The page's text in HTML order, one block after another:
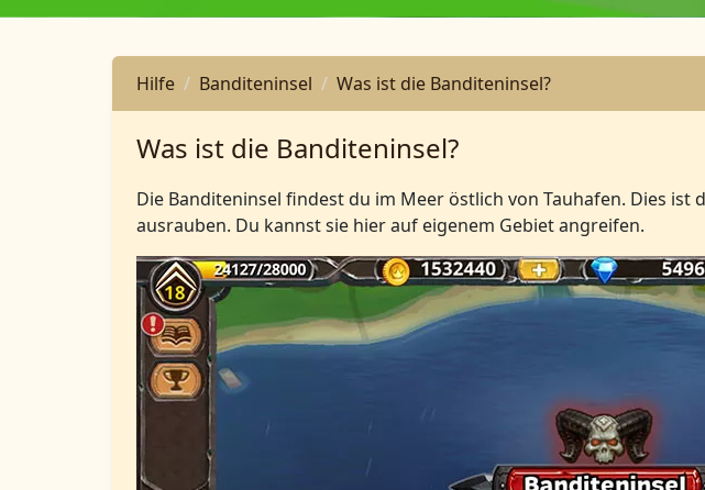
Hilfe Banditeninsel Was ist die Banditeninsel?
Was ist die Banditeninsel?
Die Banditeninsel findest du im Meer östlich von Tauhafen. Dies
ausrauben. Du kannst sie hier auf eigenem Gebiet angreifen.